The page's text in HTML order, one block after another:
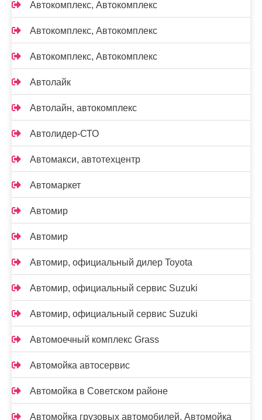
Автокомплекс, Автокомплекс
Автокомплекс, Автокомплекс
Автокомплекс, Автокомплекс
Автолайк
Автолайн, автокомплекс
Автолидер-СТО
Автомакси, автотехцентр
Автомаркет
Автомир
Автомир
Автомир, официальный дилер Toyota
Автомир, официальный сервис Suzuki
Автомир, официальный сервис Suzuki
Автомоечный комплекс Grass
Автомойка автосервис
Автомойка в Советском районе
Автомойка грузовых автомобилей, Автомойка